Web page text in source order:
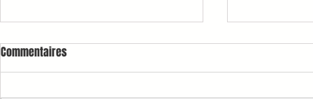
Commentaires